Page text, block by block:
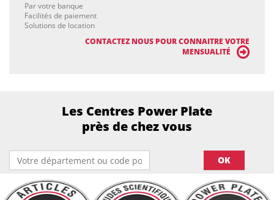
Par votre banque
Facilités de paiement
Solutions de location
CONTACTEZ NOUS POUR CONNAITRE VOTRE
MENSUALITÉ
Les Centres Power Plate
près de chez vous
OK